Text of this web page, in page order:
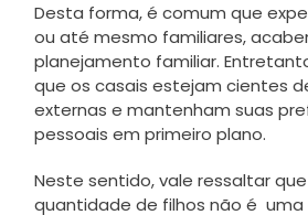
Desta forma, é comum que
ou até mesmo familiares,
planejamento familiar.
que os casais estejam cientes
externas e mantenham suas
pessoais em primeiro plano.
Neste sentido, vale ressaltar
quantidade de filhos não é